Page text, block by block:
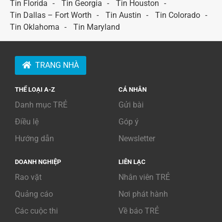
Tin Florida
Tin Georgia
Tin Houston
Tin Dallas – Fort Worth
Tin Austin
Tin Colorado
Tin Oklahoma
Tin Maryland
TRANG NHÀ
THỂ LOẠI A-Z
Danh mục TRẺ
Điều lệ
Hướng dẫn
CÁ NHÂN
Gửi bài
Góp ý
Newsletter
DOANH NGHIỆP
Rao vặt
Quảng cáo
Các cuộc thi
LIÊN LẠC
Nhân viên TRẺ
Nơi phát hành
Về báo TRẺ